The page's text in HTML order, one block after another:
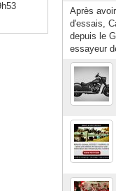
Après
d'essais,
depuis le
essayeur